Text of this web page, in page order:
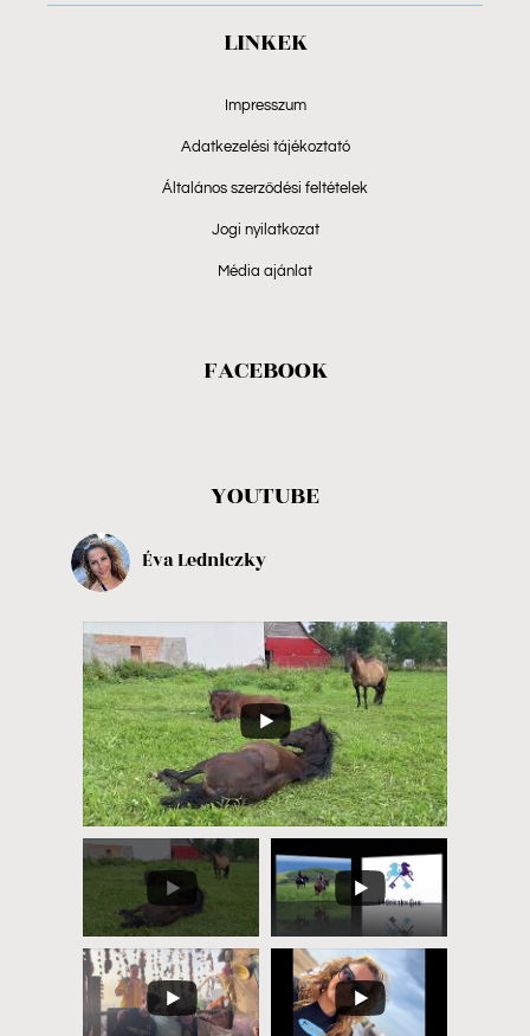
LINKEK
Impresszum
Adatkezelési tájékoztató
Általános szerződési feltételek
Jogi nyilatkozat
Média ajánlat
FACEBOOK
YOUTUBE
Éva Ledniczky